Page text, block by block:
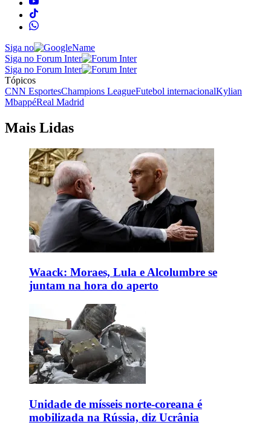
Siga no
Siga no Forum Inter
Siga no Forum Inter
Tópicos
CNN EsportesChampions LeagueFutebol internacionalKylian
MbappéReal Madrid
Mais Lidas
Waack: Moraes, Lula e Alcolumbre se
juntam na hora do aperto
Unidade de mísseis norte-coreana é
mobilizada na Rússia, diz Ucrânia